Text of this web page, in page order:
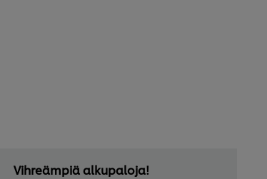
Vihreämpiä alkupaloja!